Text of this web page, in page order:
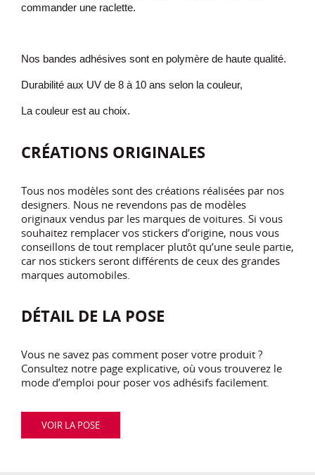
commander une raclette.
Nos bandes adhésives sont en polymère de haute qualité.
Durabilité aux UV de 8 à 10 ans selon la couleur,
La couleur est au choix.
CRÉATIONS ORIGINALES
Tous nos modèles sont des créations réalisées par nos
designers. Nous ne revendons pas de modèles
originaux vendus par les marques de voitures. Si vous
souhaitez remplacer vos stickers d’origine, nous vous
conseillons de tout remplacer plutôt qu’une seule partie,
car nos stickers seront différents de ceux des grandes
marques automobiles.
DÉTAIL DE LA POSE
Vous ne savez pas comment poser votre produit ?
Consultez notre page explicative, où vous trouverez le
mode d’emploi pour poser vos adhésifs facilement.
VOIR LA POSE